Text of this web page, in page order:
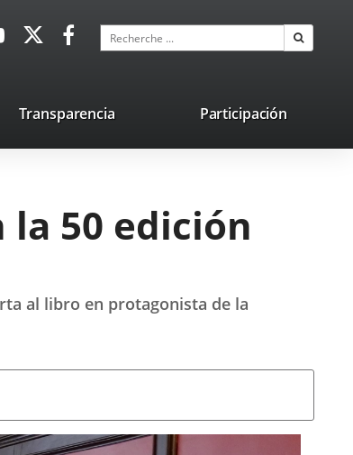
Enlace
externa.
Enlace
aplicación
externa.
Enlace
aplicación
externa.
Recherche
Transparencia Participación
50 edición
al libro en protagonista de la